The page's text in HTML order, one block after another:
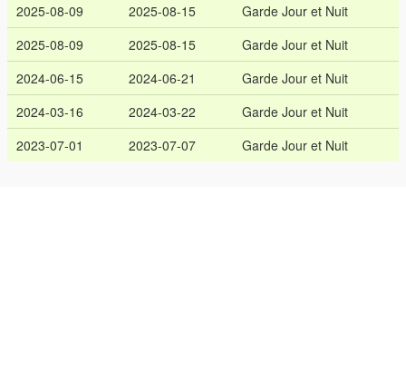
2025-08-09
2025-08-15
Garde Jour et Nuit
2025-08-09
2025-08-15
Garde Jour et Nuit
2024-06-15
2024-06-21
Garde Jour et Nuit
2024-03-16
2024-03-22
Garde Jour et Nuit
2023-07-01
2023-07-07 Garde Jour et Nuit